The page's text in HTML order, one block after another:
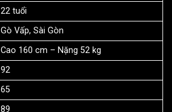
22 tuổi
Gò Vấp, Sài Gòn
Cao 160 cm – Nặng 52 kg
92
65
89